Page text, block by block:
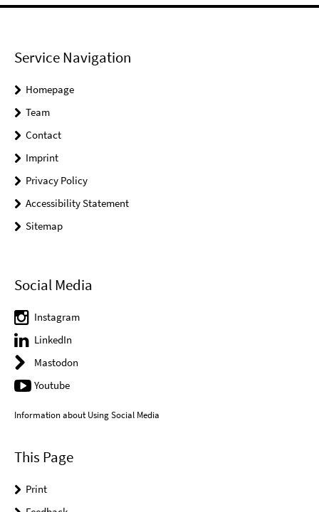
Service Navigation
Homepage
Team
Contact
Imprint
Privacy Policy
Accessibility Statement
Sitemap
Social Media
Instagram
LinkedIn
Mastodon
Youtube
Information about Using Social Media
This Page
Print